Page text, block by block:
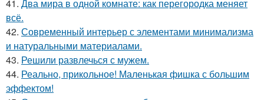
41. Два мира в одной комнате: как перегородка меняет
всё.
42. Современный интерьер с элементами минимализма
и натуральными материалами.
43. Решили развлечься с мужем.
44. Реально, прикольное! Маленькая фишка с большим
эффектом!